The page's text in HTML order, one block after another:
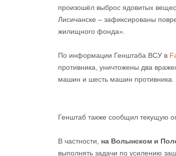
произошёл выброс ядовитых
Лисичанске – зафиксированы
жилищного фонда».
По информации Генштаба ВСУ в
противника, уничтожены два
машин и шесть машин противника.
Генштаб также сообщил текущую
В частности, на Волынском и
выполнять задачи по усилению